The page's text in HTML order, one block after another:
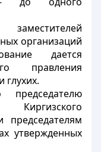
организаций
дается
правления
глухих.
Киргизского
утвержденных